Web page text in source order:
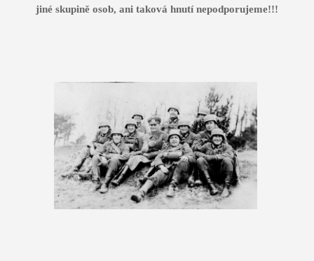
jiné skupině osob, ani taková hnutí nepodporujeme!!!